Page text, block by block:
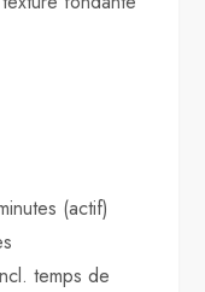
(actif)
temps de